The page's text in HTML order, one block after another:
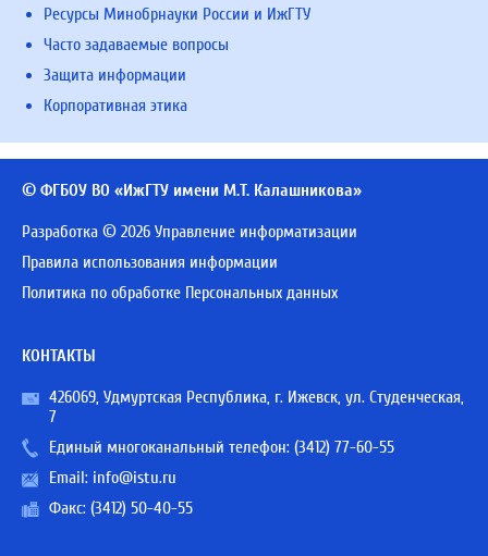
Ресурсы Минобрнауки России и ИжГТУ
Часто задаваемые вопросы
Защита информации
Корпоративная этика
© ФГБОУ ВО «ИжГТУ имени М.Т. Калашникова»
Разработка © 2026 Управление информатизации
Правила использования информации
Политика по обработке Персональных данных
КОНТАКТЫ
426069, Удмуртская Республика, г. Ижевск, ул. Студенческая,
7
Единый многоканальный телефон: (3412) 77-60-55
Email: info@istu.ru
Факс: (3412) 50-40-55